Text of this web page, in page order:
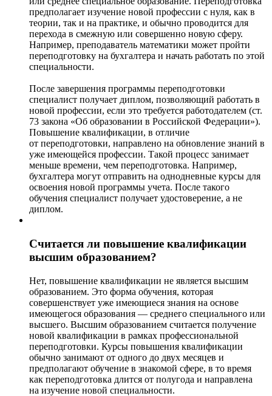
предполагает изучение новой профессии с нуля, как в
теории, так и на практике, и обычно проводится для
перехода в смежную или совершенно новую сферу.
Например, преподаватель математики может пройти
переподготовку на бухгалтера и начать работать по этой
специальности.
После завершения программы переподготовки
специалист получает диплом, позволяющий работать в
новой профессии, если это требуется работодателем (ст.
73 закона «Об образовании в Российской Федерации»).
Повышение квалификации, в отличие
от переподготовки, направлено на обновление знаний в
уже имеющейся профессии. Такой процесс занимает
меньше времени, чем переподготовка. Например,
бухгалтера могут отправить на однодневные курсы для
освоения новой программы учета. После такого
обучения специалист получает удостоверение, а не
диплом.
Считается ли повышение квалификации
высшим образованием?
Нет, повышение квалификации не является высшим
образованием. Это форма обучения, которая
совершенствует уже имеющиеся знания на основе
имеющегося образования — среднего специального или
высшего. Высшим образованием считается получение
новой квалификации в рамках профессиональной
переподготовки. Курсы повышения квалификации
обычно занимают от одного до двух месяцев и
предполагают обучение в знакомой сфере, в то время
как переподготовка длится от полугода и направлена
на изучение новой специальности.